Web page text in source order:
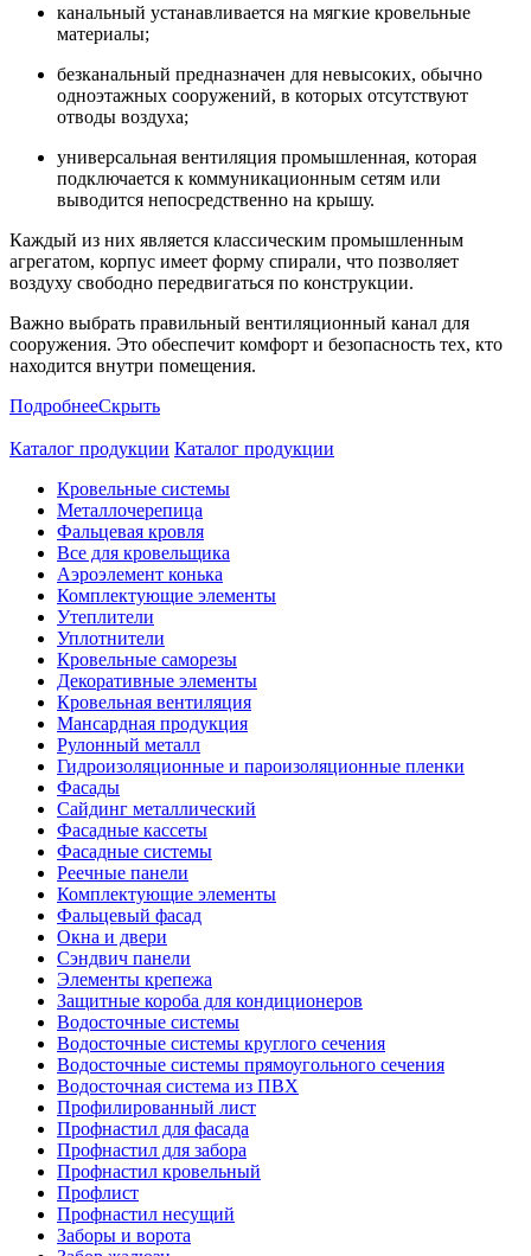
канальный устанавливается на мягкие кровельные
материалы;
безканальный предназначен для невысоких, обычно
одноэтажных сооружений, в которых отсутствуют
отводы воздуха;
универсальная вентиляция промышленная, которая
подключается к коммуникационным сетям или
выводится непосредственно на крышу.
Каждый из них является классическим промышленным
агрегатом, корпус имеет форму спирали, что позволяет
воздуху свободно передвигаться по конструкции.
Важно выбрать правильный вентиляционный канал для
сооружения. Это обеспечит комфорт и безопасность тех, кто
находится внутри помещения.
ПодробнееСкрыть
Каталог продукции Каталог продукции
Кровельные системы
Металлочерепица
Фальцевая кровля
Все для кровельщика
Аэроэлемент конька
Комплектующие элементы
Утеплители
Уплотнители
Кровельные саморезы
Декоративные элементы
Кровельная вентиляция
Мансардная продукция
Рулонный металл
Гидроизоляционные и пароизоляционные пленки
Фасады
Сайдинг металлический
Фасадные кассеты
Фасадные системы
Реечные панели
Комплектующие элементы
Фальцевый фасад
Окна и двери
Сэндвич панели
Элементы крепежа
Защитные короба для кондиционеров
Водосточные системы
Водосточные системы круглого сечения
Водосточные системы прямоугольного сечения
Водосточная система из ПВХ
Профилированный лист
Профнастил для фасада
Профнастил для забора
Профнастил кровельный
Профлист
Профнастил несущий
Заборы и ворота